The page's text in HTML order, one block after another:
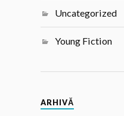
Uncategorized
Young Fiction
ARHIVĂ